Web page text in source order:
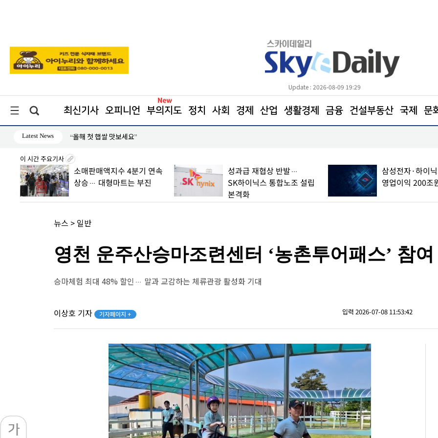
Update : 2026-08-09 19:29
최신기사 오피니언 부의지도 정치 사회 경제 산업 생활경제 금융 건설부동산 국제 문
Latest News “올해 첫 햅쌀 맛보세요”
이 시간 주요기사
소매판매액지수 4분기 연속
상승… 대형마트는 부진
성과급 재협상 반발…
SK하이닉스 통합노조 설립
본격화
삼성전자·하이
영업이익 200조
뉴스 > 일반
영천 운주산승마조련센터 ‘농촌투어패스’ 참여
승마체험 최대 48% 할인… 말과 교감하는 체류관광 활성화 기대
이상호 기자 기자페이지 + 입력 2026-07-08 11:53:42